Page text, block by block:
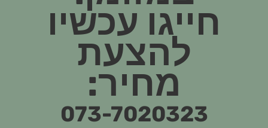
חייגו עכשיו
להצעת
מחיר:
073-7020323